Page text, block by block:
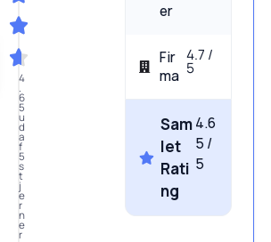
4
6
5
u
d
a
f
5
s
t
j
e
r
n
e
r
er
Fir
ma
4.7 /
5
Sam
let
Rati
ng
4.6
5 /
5